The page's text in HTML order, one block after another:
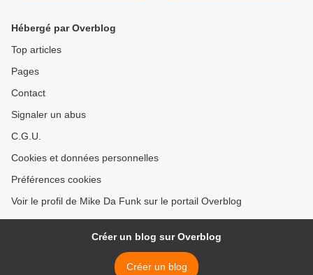
Hébergé par Overblog
Top articles
Pages
Contact
Signaler un abus
C.G.U.
Cookies et données personnelles
Préférences cookies
Voir le profil de Mike Da Funk sur le portail Overblog
Créer un blog sur Overblog
Créer un blog